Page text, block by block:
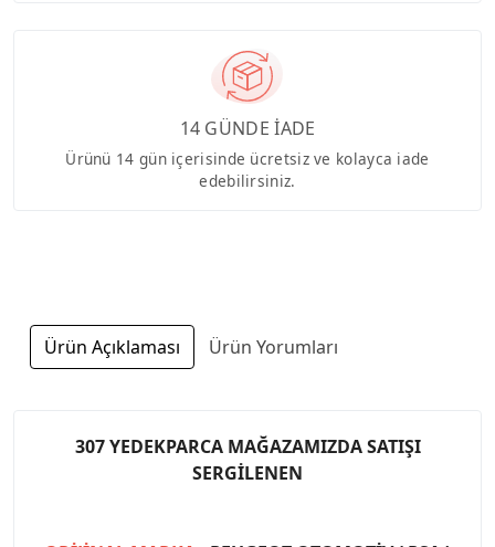
14 GÜNDE İADE
Ürünü 14 gün içerisinde ücretsiz ve kolayca iade
edebilirsiniz.
Ürün Açıklaması Ürün Yorumları
307 YEDEKPARCA MAĞAZAMIZDA SATIŞI
SERGİLENEN